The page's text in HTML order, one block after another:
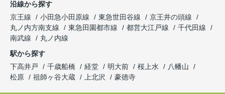
沿線から探す
京王線
小田急小田原線 東急世田谷線
京王井の頭線
丸ノ内方南支線
東急田園都市線 都営大江戸線
千代田線
南武線
丸ノ内線
駅から探す
下高井戸
千歳船橋 経堂 明大前 桜上水
八幡山
松原
祖師ヶ谷大蔵 上北沢 豪徳寺